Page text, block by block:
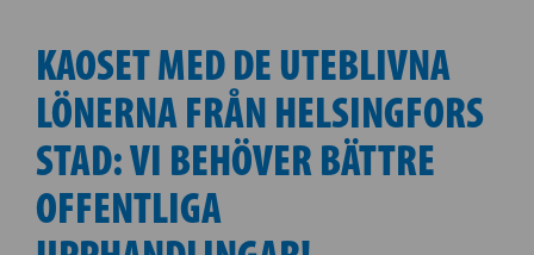
KAOSET MED DE UTEBLIVNA
LÖNERNA FRÅN HELSINGFORS
STAD: VI BEHÖVER BÄTTRE
OFFENTLIGA